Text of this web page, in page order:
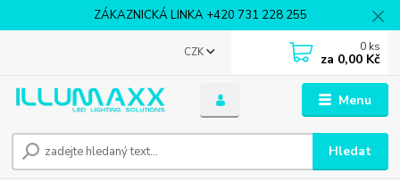
ZÁKAZNICKÁ LINKA +420 731 228 255
Menu
CZK
Hledat
0 ks
za 0,00 Kč